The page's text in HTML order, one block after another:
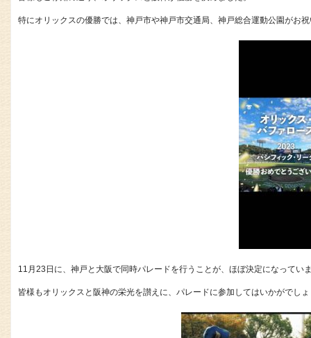
特にオリックスの優勝では、神戸市や神戸市交通局、神戸総合運動公園がお
11月23日に、神戸と大阪で同時パレードを行うことが、ほぼ決定になってい
皆様もオリックスと阪神の栄光を讃えに、パレードに参加してはいかがでし